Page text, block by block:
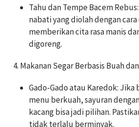
Tahu dan Tempe Bacem
nabati yang diolah dengan
memberikan cita rasa manis
digoreng.
4. Makanan Segar Berbasis Buah
Gado-Gado atau Karedok: Jika
menu berkuah, sayuran
kacang bisa jadi pilihan.
tidak terlalu berminyak.